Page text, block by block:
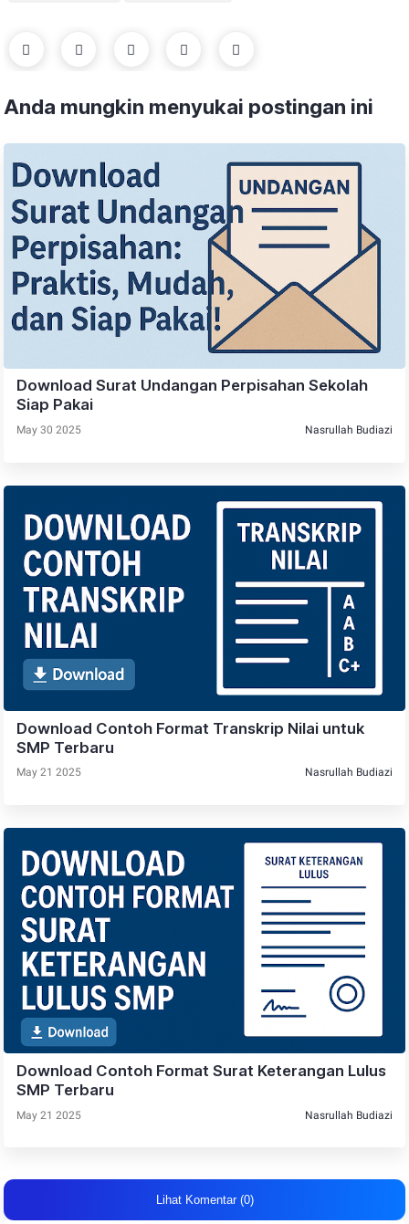
Anda mungkin menyukai postingan ini
Download Surat Undangan Perpisahan Sekolah
Siap Pakai
May 30 2025 Nasrullah Budiazi
Download Contoh Format Transkrip Nilai untuk
SMP Terbaru
May 21 2025 Nasrullah Budiazi
Download Contoh Format Surat Keterangan Lulus
SMP Terbaru
May 21 2025 Nasrullah Budiazi
Lihat Komentar (0)